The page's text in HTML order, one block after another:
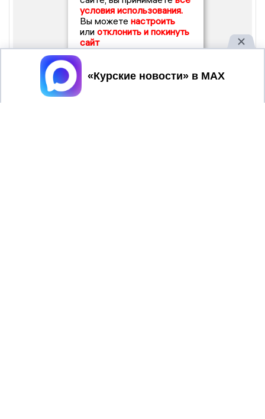
условия использования.
Вы можете настроить
или отклонить и покинуть
сайт
Принять